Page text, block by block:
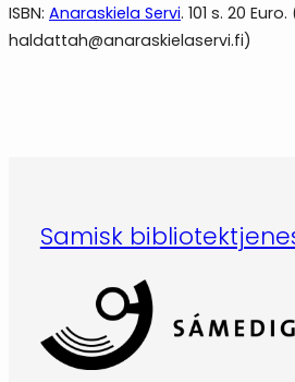
ISBN: Anaraskiela Servi. 101 s. 20
haldattah@anaraskielaservi.fi)
Samisk